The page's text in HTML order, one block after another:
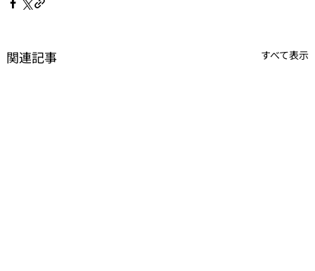
関連記事 すべて表示